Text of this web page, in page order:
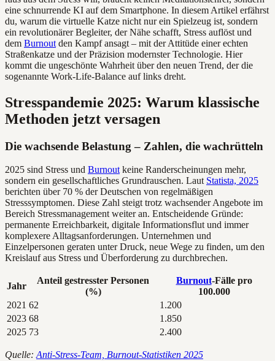
eine schnurrende KI auf dem Smartphone. In diesem Artikel erfährst
du, warum die virtuelle Katze nicht nur ein Spielzeug ist, sondern
ein revolutionärer Begleiter, der Nähe schafft, Stress auflöst und
dem Burnout den Kampf ansagt – mit der Attitüde einer echten
Straßenkatze und der Präzision modernster Technologie. Hier
kommt die ungeschönte Wahrheit über den neuen Trend, der die
sogenannte Work-Life-Balance auf links dreht.
Stresspandemie 2025: Warum klassische
Methoden jetzt versagen
Die wachsende Belastung – Zahlen, die wachrütteln
2025 sind Stress und Burnout keine Randerscheinungen mehr,
sondern ein gesellschaftliches Grundrauschen. Laut Statista, 2025
berichten über 70 % der Deutschen von regelmäßigen
Stresssymptomen. Diese Zahl steigt trotz wachsender Angebote im
Bereich Stressmanagement weiter an. Entscheidende Gründe:
permanente Erreichbarkeit, digitale Informationsflut und immer
komplexere Alltagsanforderungen. Unternehmen und
Einzelpersonen geraten unter Druck, neue Wege zu finden, um den
Kreislauf aus Stress und Überforderung zu durchbrechen.
Jahr
Anteil gestresster Personen
(%)
Burnout-Fälle pro
100.000
2021 62
1.200
2023 68
1.850
2025 73 2.400
Quelle: Anti-Stress-Team, Burnout-Statistiken 2025